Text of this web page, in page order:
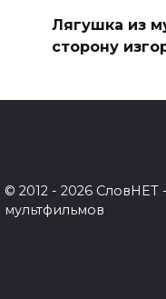
Лягушка из
сторону
© 2012 - 2026
мультфильмов